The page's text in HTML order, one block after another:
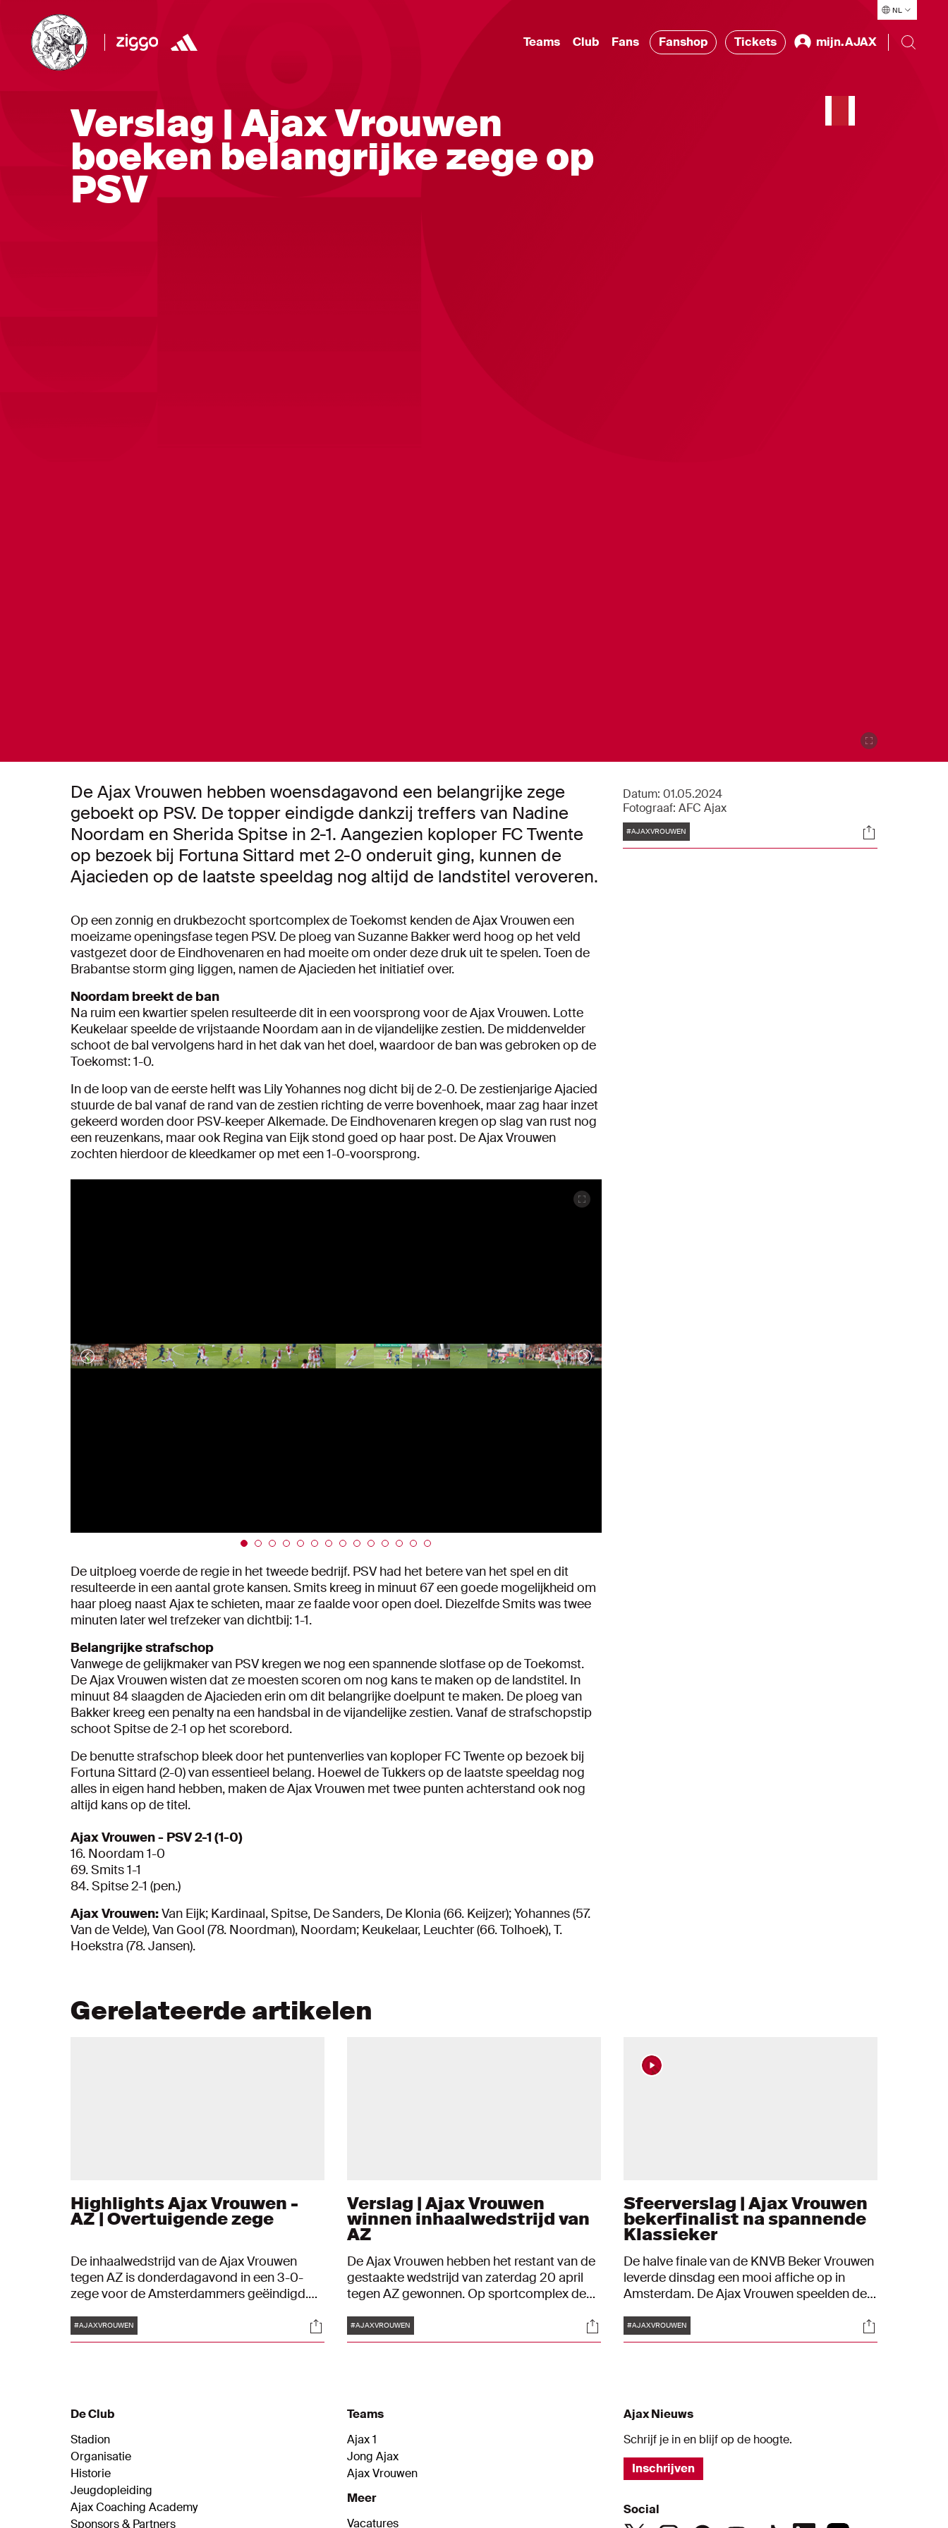
NL
Teams Club Fans Fanshop Tickets mijn.AJAX
Verslag | Ajax Vrouwen
boeken belangrijke zege op
PSV
De Ajax Vrouwen hebben woensdagavond een belangrijke zege
geboekt op PSV. De topper eindigde dankzij treffers van Nadine
Noordam en Sherida Spitse in 2-1. Aangezien koploper FC Twente
op bezoek bij Fortuna Sittard met 2-0 onderuit ging, kunnen de
Ajacieden op de laatste speeldag nog altijd de landstitel veroveren.
Datum: 01.05.2024
Fotograaf: AFC Ajax
Tags
#AJAXVROUWEN Socials
Op een zonnig en drukbezocht sportcomplex de Toekomst kenden de Ajax Vrouwen een
moeizame openingsfase tegen PSV. De ploeg van Suzanne Bakker werd hoog op het veld
vastgezet door de Eindhovenaren en had moeite om onder deze druk uit te spelen. Toen de
Brabantse storm ging liggen, namen de Ajacieden het initiatief over.
Noordam breekt de ban
Na ruim een kwartier spelen resulteerde dit in een voorsprong voor de Ajax Vrouwen. Lotte
Keukelaar speelde de vrijstaande Noordam aan in de vijandelijke zestien. De middenvelder
schoot de bal vervolgens hard in het dak van het doel, waardoor de ban was gebroken op de
Toekomst: 1-0.
In de loop van de eerste helft was Lily Yohannes nog dicht bij de 2-0. De zestienjarige Ajacied
stuurde de bal vanaf de rand van de zestien richting de verre bovenhoek, maar zag haar inzet
gekeerd worden door PSV-keeper Alkemade. De Eindhovenaren kregen op slag van rust nog
een reuzenkans, maar ook Regina van Eijk stond goed op haar post. De Ajax Vrouwen
zochten hierdoor de kleedkamer op met een 1-0-voorsprong.
De uitploeg voerde de regie in het tweede bedrijf. PSV had het betere van het spel en dit
resulteerde in een aantal grote kansen. Smits kreeg in minuut 67 een goede mogelijkheid om
haar ploeg naast Ajax te schieten, maar ze faalde voor open doel. Diezelfde Smits was twee
minuten later wel trefzeker van dichtbij: 1-1.
Belangrijke strafschop
Vanwege de gelijkmaker van PSV kregen we nog een spannende slotfase op de Toekomst.
De Ajax Vrouwen wisten dat ze moesten scoren om nog kans te maken op de landstitel. In
minuut 84 slaagden de Ajacieden erin om dit belangrijke doelpunt te maken. De ploeg van
Bakker kreeg een penalty na een handsbal in de vijandelijke zestien. Vanaf de strafschopstip
schoot Spitse de 2-1 op het scorebord.
De benutte strafschop bleek door het puntenverlies van koploper FC Twente op bezoek bij
Fortuna Sittard (2-0) van essentieel belang. Hoewel de Tukkers op de laatste speeldag nog
alles in eigen hand hebben, maken de Ajax Vrouwen met twee punten achterstand ook nog
altijd kans op de titel.
Ajax Vrouwen - PSV 2-1 (1-0)
16. Noordam 1-0
69. Smits 1-1
84. Spitse 2-1 (pen.)
Ajax Vrouwen:Van Eijk; Kardinaal, Spitse, De Sanders, De Klonia (66. Keijzer); Yohannes (57.
Van de Velde), Van Gool (78. Noordman), Noordam; Keukelaar, Leuchter (66. Tolhoek), T.
Hoekstra (78. Jansen).
Gerelateerde artikelen
Highlights Ajax Vrouwen -
AZ | Overtuigende zege
De inhaalwedstrijd van de Ajax Vrouwen
tegen AZ is donderdagavond in een 3-0-
zege voor de Amsterdammers geëindigd.
Leuchter en een treffer van Danique Tolhoek
zorgden ervoor dat de Ajacieden de punten
Tags
#AJAXVROUWEN Socials
Verslag | Ajax Vrouwen
winnen inhaalwedstrijd van
AZ
De Ajax Vrouwen hebben het restant van de
gestaakte wedstrijd van zaterdag 20 april
tegen AZ gewonnen. Op sportcomplex de
voor de ploeg van Suzanne Bakker.
Tags
#AJAXVROUWEN Socials
Sfeerverslag | Ajax Vrouwen
bekerfinalist na spannende
Klassieker
De halve finale van de KNVB Beker Vrouwen
leverde dinsdag een mooi affiche op in
Amsterdam. De Ajax Vrouwen speelden de
zich van een plek in de eindstrijd op
maandag 20 mei. Het werd na 120
Tags
#AJAXVROUWEN Socials
De Club
Stadion
Organisatie
Historie
Jeugdopleiding
Ajax Coaching Academy
Sponsors & Partners
Teams
Ajax 1
Jong Ajax
Ajax Vrouwen
Meer
Vacatures
Ajax Nieuws
Schrijf je in en blijf op de hoogte.
Inschrijven
Social